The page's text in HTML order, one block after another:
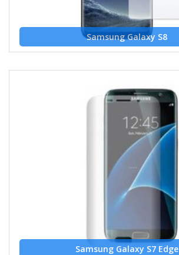
Samsung Galaxy S8
Samsung Galaxy S7 Edge